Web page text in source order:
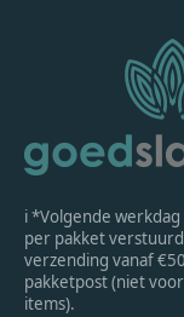
ℹ *Volgende
per pakket
verzending vanaf
pakketpost (niet
items).